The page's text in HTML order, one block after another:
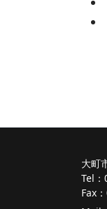
大町
Tel
Fax